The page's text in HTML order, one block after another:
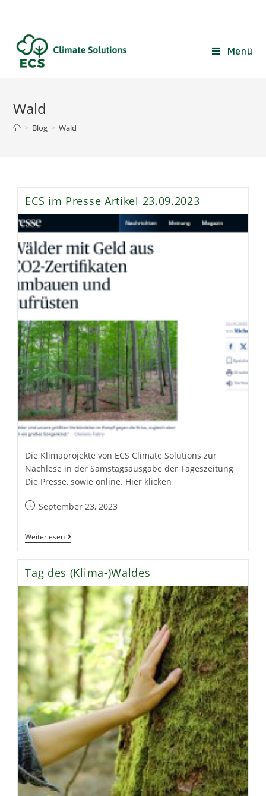
springen
Menü
Wald
> Blog > Wald
ECS im Presse Artikel 23.09.2023
Die Klimaprojekte von ECS Climate Solutions zur
Nachlese in der Samstagsausgabe der Tageszeitung
Die Presse, sowie online. Hier klicken
BeitragSeptember 23, 2023
WeiterlesenECS
Im
23.09.2023
Tag des (Klima-)Waldes